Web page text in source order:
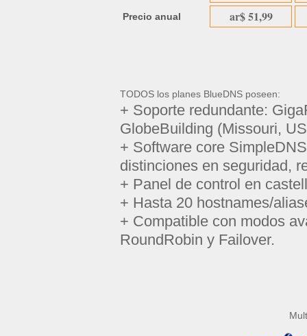
Precio anual ar$ 51,99
TODOS los planes BlueDNS poseen:
+ Soporte redundante:
GlobeBuilding (Missouri,
+ Software core
distinciones en seguridad,
+ Panel de control en
+ Hasta 20 hostnames/
+ Compatible con modos
RoundRobin y Failover.